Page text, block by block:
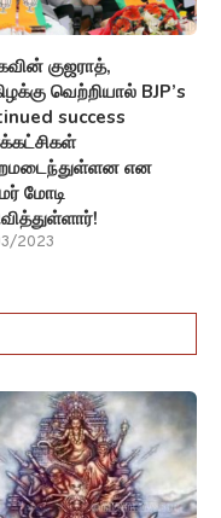
குஜராத்,
வெற்றியால் BJP’s
success
என
மோடி
2023